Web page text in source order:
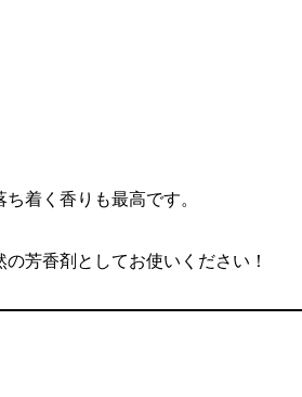
着く香りも最高です。
芳香剤としてお使いください！